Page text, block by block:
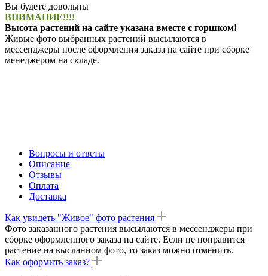
Вы будете довольны
ВНИМАНИЕ!!!!
Высота растений на сайте указана вместе с горшком!
Живые фото выбранных растений высылаются в
мессенджеры после оформления заказа на сайте при сборке
менеджером на складе.
Вопросы и ответы
Описание
Отзывы
Оплата
Доставка
Как увидеть "Живое" фото растения
Фото заказанного растения высылаются в мессенджеры при
сборке оформленного заказа на сайте. Если не понравится
растение на высланном фото, то заказ можно отменить.
Как оформить заказ?